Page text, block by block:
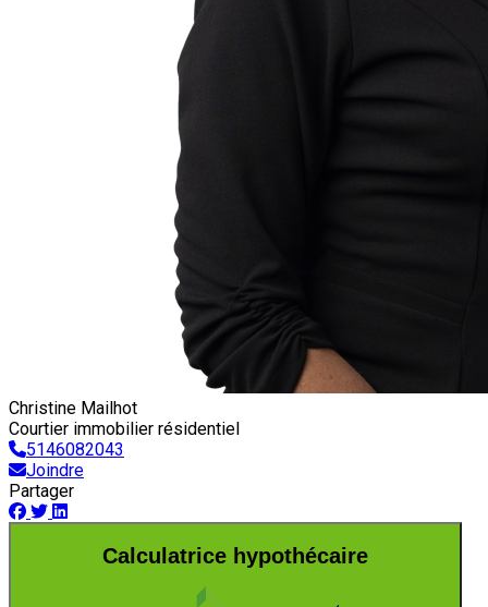
Christine Mailhot
Courtier immobilier résidentiel
5146082043
Joindre
Partager
Calculatrice hypothécaire